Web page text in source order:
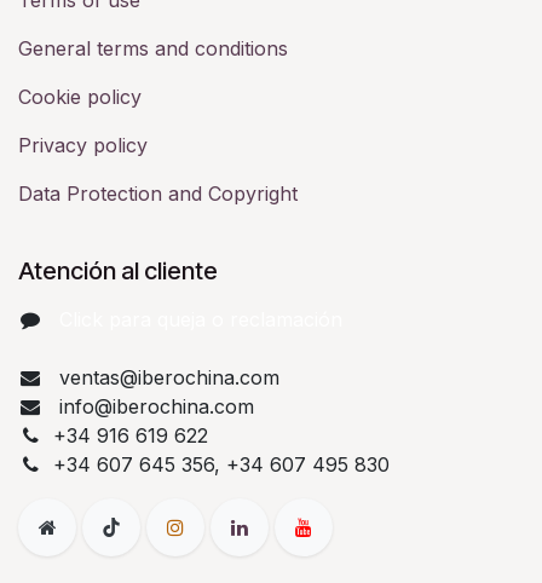
General terms and conditions
Cookie policy
Privacy policy
Data Protection and Copyright
Atención al cliente
ventas@iberochina.com
info@iberochina.com
+34 916 619 622
+34 607 645 356, +34 607 495 830